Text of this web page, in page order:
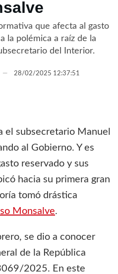
que afecta al gasto
la polémica a raíz de la
del Interior.
28/02/2025 12:37:51
el subsecretario Manuel
al Gobierno. Y es
reservado y sus
hacia su primera gran
tomó drástica
Monsalve.
se dio a conocer
de la República
2025. En este